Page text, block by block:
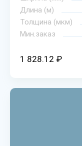
Длина (м)
Толщина (мкм)
Мин.заказ
1 828.12 ₽